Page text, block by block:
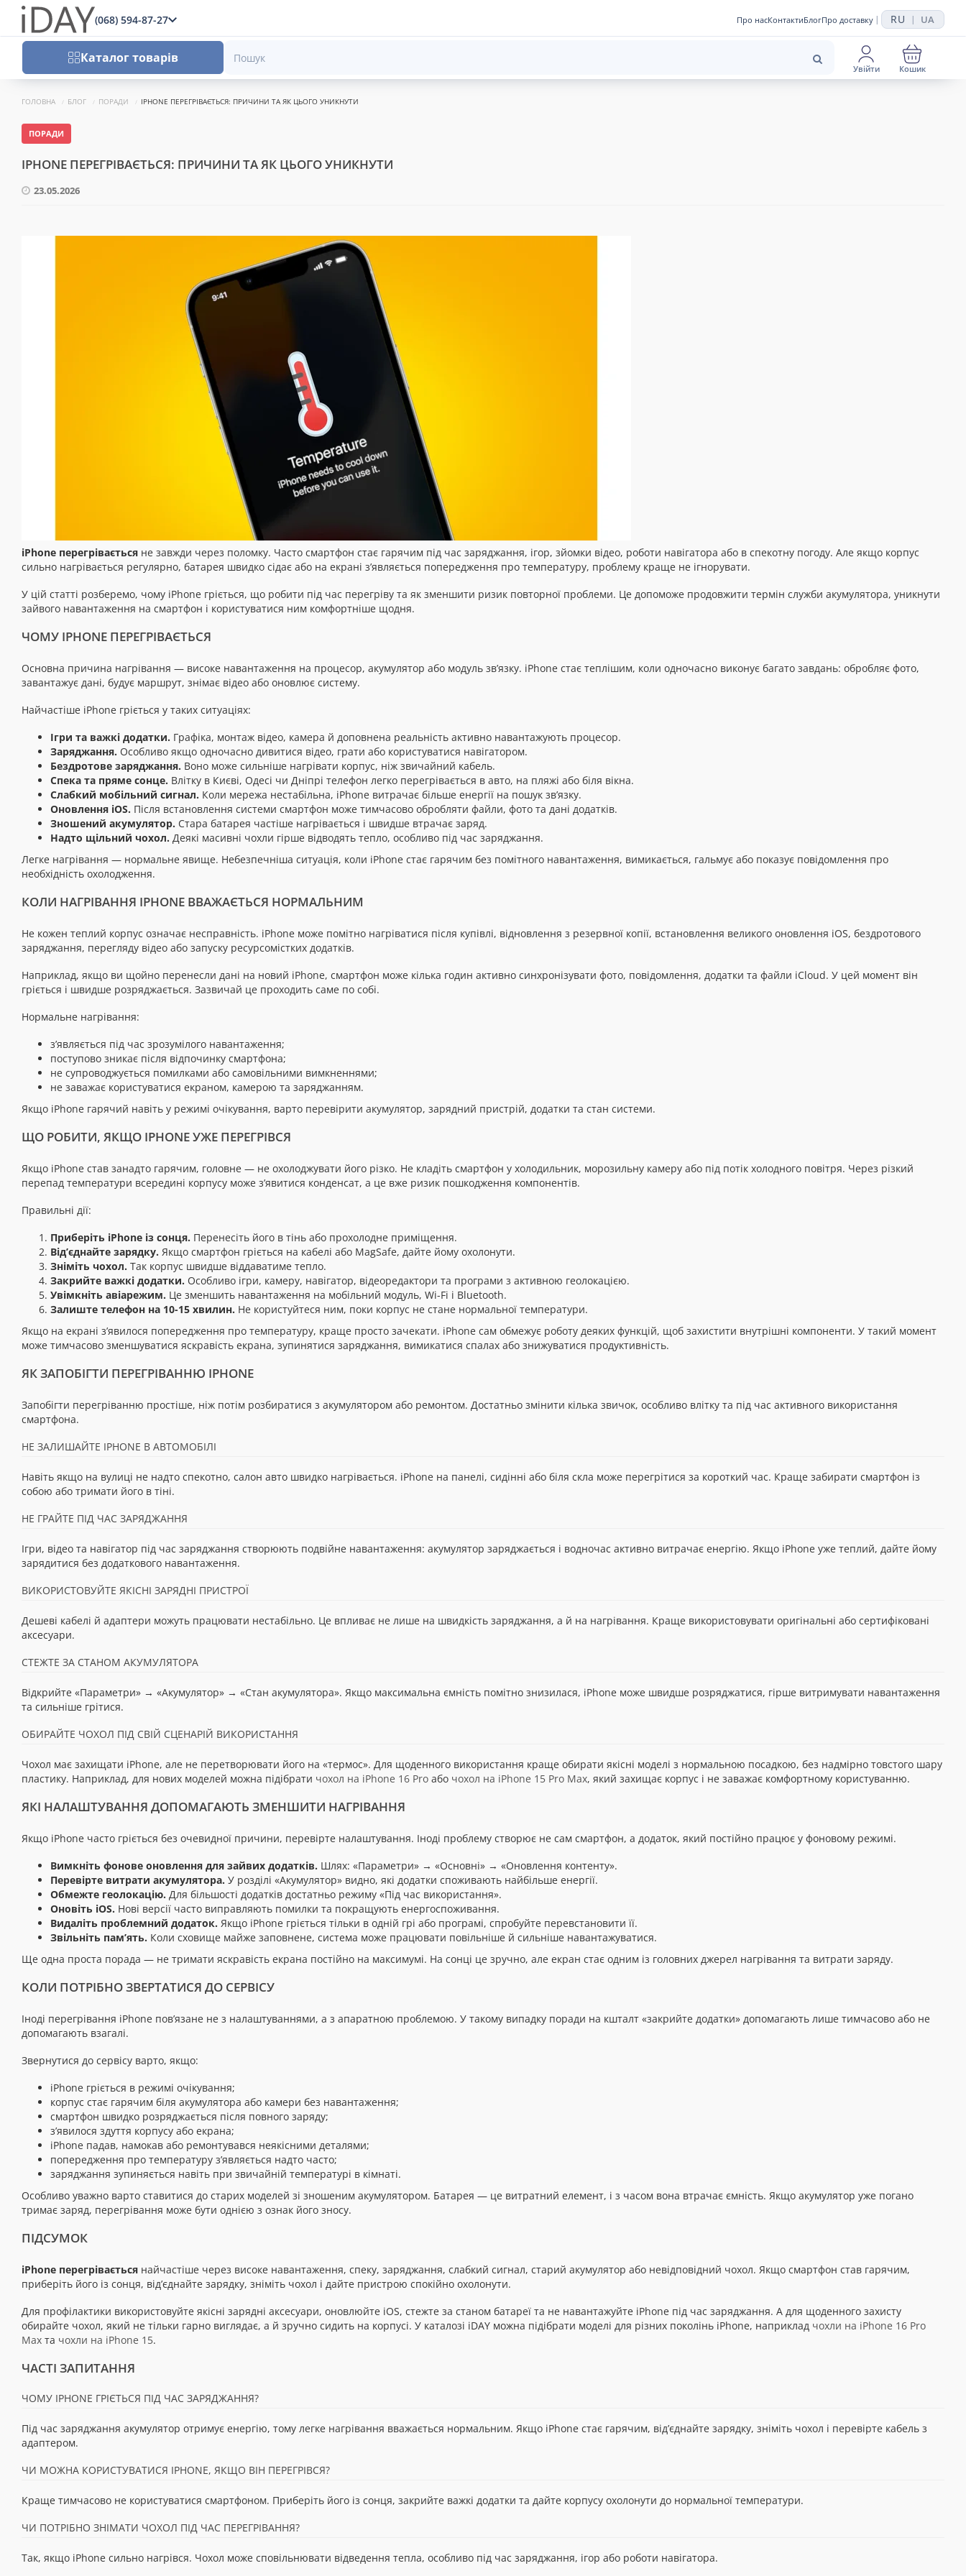
(068) 594-87-27 Про насКонтактиБлогПро доставку | RU | UA
Каталог товарів
Увійти Кошик
ГОЛОВНА БЛОГ ПОРАДИ IPHONE ПЕРЕГРІВАЄТЬСЯ: ПРИЧИНИ ТА ЯК ЦЬОГО УНИКНУТИ
ПОРАДИ
IPHONE ПЕРЕГРІВАЄТЬСЯ: ПРИЧИНИ ТА ЯК ЦЬОГО УНИКНУТИ
23.05.2026
iPhone перегрівається не завжди через поломку. Часто смартфон стає гарячим під час заряджання, ігор, зйомки відео, роботи навігатора або в спекотну погоду. Але якщо корпус
сильно нагрівається регулярно, батарея швидко сідає або на екрані з’являється попередження про температуру, проблему краще не ігнорувати.
У цій статті розберемо, чому iPhone гріється, що робити під час перегріву та як зменшити ризик повторної проблеми. Це допоможе продовжити термін служби акумулятора, уникнути
зайвого навантаження на смартфон і користуватися ним комфортніше щодня.
ЧОМУ IPHONE ПЕРЕГРІВАЄТЬСЯ
Основна причина нагрівання — високе навантаження на процесор, акумулятор або модуль зв’язку. iPhone стає теплішим, коли одночасно виконує багато завдань: обробляє фото,
завантажує дані, будує маршрут, знімає відео або оновлює систему.
Найчастіше iPhone гріється у таких ситуаціях:
Ігри та важкі додатки. Графіка, монтаж відео, камера й доповнена реальність активно навантажують процесор.
Заряджання. Особливо якщо одночасно дивитися відео, грати або користуватися навігатором.
Бездротове заряджання. Воно може сильніше нагрівати корпус, ніж звичайний кабель.
Спека та пряме сонце. Влітку в Києві, Одесі чи Дніпрі телефон легко перегрівається в авто, на пляжі або біля вікна.
Слабкий мобільний сигнал. Коли мережа нестабільна, iPhone витрачає більше енергії на пошук зв’язку.
Оновлення iOS. Після встановлення системи смартфон може тимчасово обробляти файли, фото та дані додатків.
Зношений акумулятор. Стара батарея частіше нагрівається і швидше втрачає заряд.
Надто щільний чохол. Деякі масивні чохли гірше відводять тепло, особливо під час заряджання.
Легке нагрівання — нормальне явище. Небезпечніша ситуація, коли iPhone стає гарячим без помітного навантаження, вимикається, гальмує або показує повідомлення про
необхідність охолодження.
КОЛИ НАГРІВАННЯ IPHONE ВВАЖАЄТЬСЯ НОРМАЛЬНИМ
Не кожен теплий корпус означає несправність. iPhone може помітно нагріватися після купівлі, відновлення з резервної копії, встановлення великого оновлення iOS, бездротового
заряджання, перегляду відео або запуску ресурсомістких додатків.
Наприклад, якщо ви щойно перенесли дані на новий iPhone, смартфон може кілька годин активно синхронізувати фото, повідомлення, додатки та файли iCloud. У цей момент він
гріється і швидше розряджається. Зазвичай це проходить саме по собі.
Нормальне нагрівання:
з’являється під час зрозумілого навантаження;
поступово зникає після відпочинку смартфона;
не супроводжується помилками або самовільними вимкненнями;
не заважає користуватися екраном, камерою та заряджанням.
Якщо iPhone гарячий навіть у режимі очікування, варто перевірити акумулятор, зарядний пристрій, додатки та стан системи.
ЩО РОБИТИ, ЯКЩО IPHONE УЖЕ ПЕРЕГРІВСЯ
Якщо iPhone став занадто гарячим, головне — не охолоджувати його різко. Не кладіть смартфон у холодильник, морозильну камеру або під потік холодного повітря. Через різкий
перепад температури всередині корпусу може з’явитися конденсат, а це вже ризик пошкодження компонентів.
Правильні дії:
Приберіть iPhone із сонця. Перенесіть його в тінь або прохолодне приміщення.
Від’єднайте зарядку. Якщо смартфон гріється на кабелі або MagSafe, дайте йому охолонути.
Зніміть чохол. Так корпус швидше віддаватиме тепло.
Закрийте важкі додатки. Особливо ігри, камеру, навігатор, відеоредактори та програми з активною геолокацією.
Увімкніть авіарежим. Це зменшить навантаження на мобільний модуль, Wi-Fi і Bluetooth.
Залиште телефон на 10-15 хвилин. Не користуйтеся ним, поки корпус не стане нормальної температури.
Якщо на екрані з’явилося попередження про температуру, краще просто зачекати. iPhone сам обмежує роботу деяких функцій, щоб захистити внутрішні компоненти. У такий момент
може тимчасово зменшуватися яскравість екрана, зупинятися заряджання, вимикатися спалах або знижуватися продуктивність.
ЯК ЗАПОБІГТИ ПЕРЕГРІВАННЮ IPHONE
Запобігти перегріванню простіше, ніж потім розбиратися з акумулятором або ремонтом. Достатньо змінити кілька звичок, особливо влітку та під час активного використання
смартфона.
НЕ ЗАЛИШАЙТЕ IPHONE В АВТОМОБІЛІ
Навіть якщо на вулиці не надто спекотно, салон авто швидко нагрівається. iPhone на панелі, сидінні або біля скла може перегрітися за короткий час. Краще забирати смартфон із
собою або тримати його в тіні.
НЕ ГРАЙТЕ ПІД ЧАС ЗАРЯДЖАННЯ
Ігри, відео та навігатор під час заряджання створюють подвійне навантаження: акумулятор заряджається і водночас активно витрачає енергію. Якщо iPhone уже теплий, дайте йому
зарядитися без додаткового навантаження.
ВИКОРИСТОВУЙТЕ ЯКІСНІ ЗАРЯДНІ ПРИСТРОЇ
Дешеві кабелі й адаптери можуть працювати нестабільно. Це впливає не лише на швидкість заряджання, а й на нагрівання. Краще використовувати оригінальні або сертифіковані
аксесуари.
СТЕЖТЕ ЗА СТАНОМ АКУМУЛЯТОРА
Відкрийте «Параметри» → «Акумулятор» → «Стан акумулятора». Якщо максимальна ємність помітно знизилася, iPhone може швидше розряджатися, гірше витримувати навантаження
та сильніше грітися.
ОБИРАЙТЕ ЧОХОЛ ПІД СВІЙ СЦЕНАРІЙ ВИКОРИСТАННЯ
Чохол має захищати iPhone, але не перетворювати його на «термос». Для щоденного використання краще обирати якісні моделі з нормальною посадкою, без надмірно товстого шару
пластику. Наприклад, для нових моделей можна підібрати чохол на iPhone 16 Pro або чохол на iPhone 15 Pro Max, який захищає корпус і не заважає комфортному користуванню.
ЯКІ НАЛАШТУВАННЯ ДОПОМАГАЮТЬ ЗМЕНШИТИ НАГРІВАННЯ
Якщо iPhone часто гріється без очевидної причини, перевірте налаштування. Іноді проблему створює не сам смартфон, а додаток, який постійно працює у фоновому режимі.
Вимкніть фонове оновлення для зайвих додатків. Шлях: «Параметри» → «Основні» → «Оновлення контенту».
Перевірте витрати акумулятора. У розділі «Акумулятор» видно, які додатки споживають найбільше енергії.
Обмежте геолокацію. Для більшості додатків достатньо режиму «Під час використання».
Оновіть iOS. Нові версії часто виправляють помилки та покращують енергоспоживання.
Видаліть проблемний додаток. Якщо iPhone гріється тільки в одній грі або програмі, спробуйте перевстановити її.
Звільніть пам’ять. Коли сховище майже заповнене, система може працювати повільніше й сильніше навантажуватися.
Ще одна проста порада — не тримати яскравість екрана постійно на максимумі. На сонці це зручно, але екран стає одним із головних джерел нагрівання та витрати заряду.
КОЛИ ПОТРІБНО ЗВЕРТАТИСЯ ДО СЕРВІСУ
Іноді перегрівання iPhone пов’язане не з налаштуваннями, а з апаратною проблемою. У такому випадку поради на кшталт «закрийте додатки» допомагають лише тимчасово або не
допомагають взагалі.
Звернутися до сервісу варто, якщо:
iPhone гріється в режимі очікування;
корпус стає гарячим біля акумулятора або камери без навантаження;
смартфон швидко розряджається після повного заряду;
з’явилося здуття корпусу або екрана;
iPhone падав, намокав або ремонтувався неякісними деталями;
попередження про температуру з’являється надто часто;
заряджання зупиняється навіть при звичайній температурі в кімнаті.
Особливо уважно варто ставитися до старих моделей зі зношеним акумулятором. Батарея — це витратний елемент, і з часом вона втрачає ємність. Якщо акумулятор уже погано
тримає заряд, перегрівання може бути однією з ознак його зносу.
ПІДСУМОК
iPhone перегрівається найчастіше через високе навантаження, спеку, заряджання, слабкий сигнал, старий акумулятор або невідповідний чохол. Якщо смартфон став гарячим,
приберіть його із сонця, від’єднайте зарядку, зніміть чохол і дайте пристрою спокійно охолонути.
Для профілактики використовуйте якісні зарядні аксесуари, оновлюйте iOS, стежте за станом батареї та не навантажуйте iPhone під час заряджання. А для щоденного захисту
обирайте чохол, який не тільки гарно виглядає, а й зручно сидить на корпусі. У каталозі iDAY можна підібрати моделі для різних поколінь iPhone, наприклад чохли на iPhone 16 Pro
Max та чохли на iPhone 15.
ЧАСТІ ЗАПИТАННЯ
ЧОМУ IPHONE ГРІЄТЬСЯ ПІД ЧАС ЗАРЯДЖАННЯ?
Під час заряджання акумулятор отримує енергію, тому легке нагрівання вважається нормальним. Якщо iPhone стає гарячим, від’єднайте зарядку, зніміть чохол і перевірте кабель з
адаптером.
ЧИ МОЖНА КОРИСТУВАТИСЯ IPHONE, ЯКЩО ВІН ПЕРЕГРІВСЯ?
Краще тимчасово не користуватися смартфоном. Приберіть його із сонця, закрийте важкі додатки та дайте корпусу охолонути до нормальної температури.
ЧИ ПОТРІБНО ЗНІМАТИ ЧОХОЛ ПІД ЧАС ПЕРЕГРІВАННЯ?
Так, якщо iPhone сильно нагрівся. Чохол може сповільнювати відведення тепла, особливо під час заряджання, ігор або роботи навігатора.